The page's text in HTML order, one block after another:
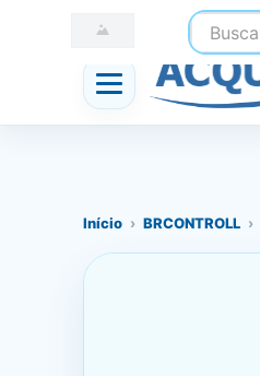
Buscar
☎ (41) 3247-1199
Início › BRCONTROLL ›